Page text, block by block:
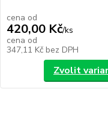
cena od
420,00 Kč/ks
cena od
347,11 Kč bez DPH
Zvolit